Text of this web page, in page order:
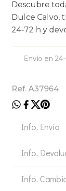
Descubre
Dulce Calvo,
24-72 h y
Envío en
Ref. A37964
Info. Envío
Info.
Info.